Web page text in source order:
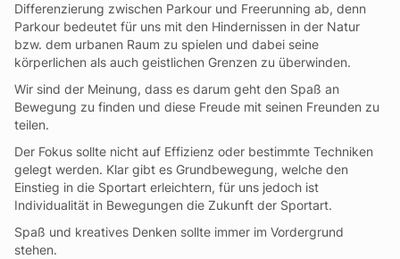
Differenzierung zwischen Parkour und Freerunning ab, denn
Parkour bedeutet für uns mit den Hindernissen in der Natur
bzw. dem urbanen Raum zu spielen und dabei seine
körperlichen als auch geistlichen Grenzen zu überwinden.
Wir sind der Meinung, dass es darum geht den Spaß an
Bewegung zu finden und diese Freude mit seinen Freunden zu
teilen.
Der Fokus sollte nicht auf Effizienz oder bestimmte Techniken
gelegt werden. Klar gibt es Grundbewegung, welche den
Einstieg in die Sportart erleichtern, für uns jedoch ist
Individualität in Bewegungen die Zukunft der Sportart.
Spaß und kreatives Denken sollte immer im Vordergrund
stehen.